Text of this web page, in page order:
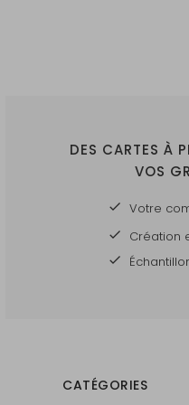
DES CARTES À
VOS
Votre
Création
CATÉGORIES